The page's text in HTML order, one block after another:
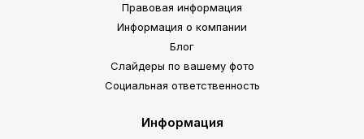
Правовая информация
Информация о компании
Блог
Слайдеры по вашему фото
Социальная ответственность
Информация